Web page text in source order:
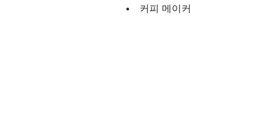
커피 메이커